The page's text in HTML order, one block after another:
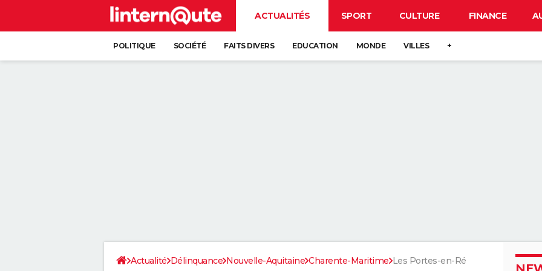
ACTUALITÉS SPORT CULTURE FINANCE
POLITIQUE SOCIÉTÉ FAITS DIVERS EDUCATION MONDE VILLES +
Actualité Délinquance Nouvelle-Aquitaine Charente-Maritime Les Portes-en-Ré